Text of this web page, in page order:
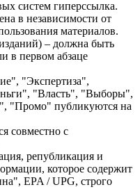
систем гиперссылка.
в независимости от
материалов.
– должна быть
в первом абзаце
"Экспертиза",
"Власть", "Выборы",
"Промо" публикуются на
совместно с
републикация и
которое содержит
EPA / UPG, строго